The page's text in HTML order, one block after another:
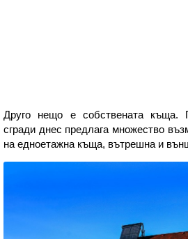
Друго нещо е собствената къща.
сгради днес предлага множество
на едноетажна къща, вътрешна и